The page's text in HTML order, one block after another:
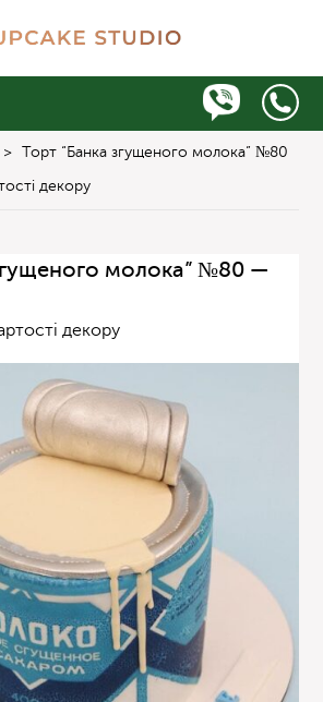
>
Торт “Банка згущеного молока” №80
декору
молока” №80 —
декору